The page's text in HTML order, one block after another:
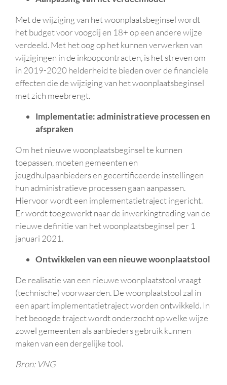
Met de wijziging van het woonplaatsbeginsel wordt
het budget voor voogdij en 18+ op een andere wijze
verdeeld. Met het oog op het kunnen verwerken van
wijzigingen in de inkoopcontracten, is het streven om
in 2019-2020 helderheid te bieden over de financiële
effecten die de wijziging van het woonplaatsbeginsel
met zich meebrengt.
Implementatie: administratieve processen en
afspraken
Om het nieuwe woonplaatsbeginsel te kunnen
toepassen, moeten gemeenten en
jeugdhulpaanbieders en gecertificeerde instellingen
hun administratieve processen gaan aanpassen.
Hiervoor wordt een implementatietraject ingericht.
Er wordt toegewerkt naar de inwerkingtreding van de
nieuwe definitie van het woonplaatsbeginsel per 1
januari 2021.
Ontwikkelen van een nieuwe woonplaatstool
De realisatie van een nieuwe woonplaatstool vraagt
(technische) voorwaarden. De woonplaatstool zal in
een apart implementatietraject worden ontwikkeld. In
het beoogde traject wordt onderzocht op welke wijze
zowel gemeenten als aanbieders gebruik kunnen
maken van een dergelijke tool.
Bron: VNG